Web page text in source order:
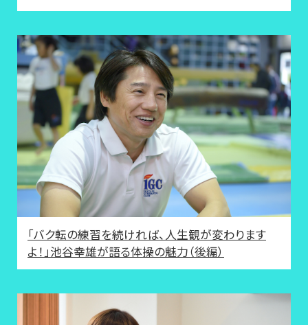
「バク転の練習を続ければ、人生観が変わります
よ！」池谷幸雄が語る体操の魅力（後編）